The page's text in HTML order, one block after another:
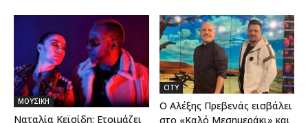
ΜΟΥΣΙΚΗ
Ναταλία Κεϊσίδη: Ετοιμάζει
CITY
Ο Αλέξης Πρεβενάς εισβάλει
στο «Καλό Μεσημεράκι» και